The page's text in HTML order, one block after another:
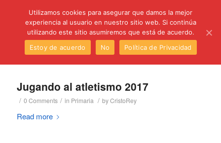
Jugando al atletismo 2017
/ 0 Comments / in Primaria / byCristoRey
Read more
Utilizamos cookies para asegurar que damos la mejor
experiencia al usuario en nuestro sitio web. Si continúa
utilizando este sitio asumiremos que está de acuerdo.
Estoy de acuerdo
No Política de Privacidad